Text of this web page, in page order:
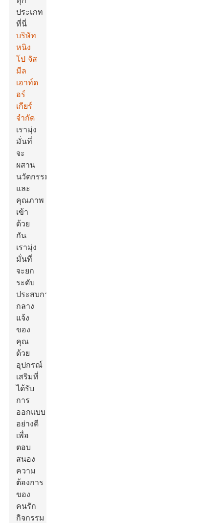
ประเภท
ที่นี่
บริษัท
หนิง
โป จัส
มีล
เอาท์ด
อร์
เกียร์
จำกัด
เรามุ่ง
มั่นที่
จะ
ผสาน
นวัตกรรม
และ
คุณภาพ
เข้า
ด้วย
กัน
เรามุ่ง
มั่นที่
จะยก
ระดับ
ประสบการณ์
กลาง
แจ้ง
ของ
คุณ
ด้วย
อุปกรณ์
เสริมที่
ได้รับ
การ
ออกแบบ
อย่างดี
เพื่อ
ตอบ
สนอง
ความ
ต้องการ
ของ
คนรัก
กิจกรรม